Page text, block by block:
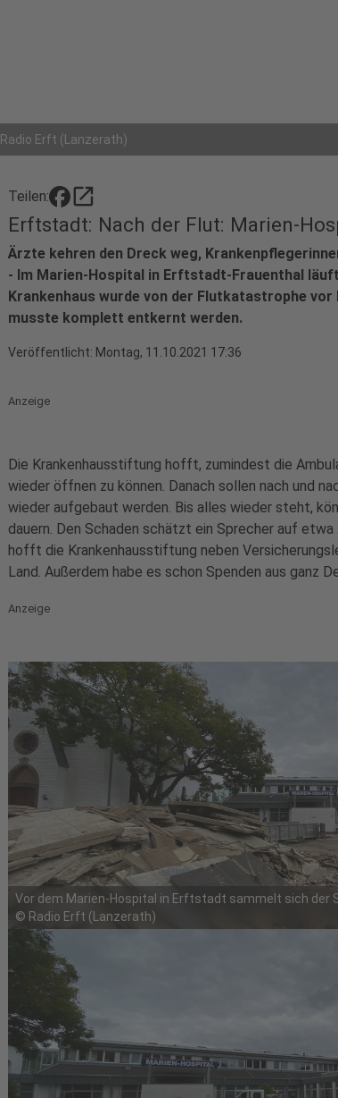
Radio Erft (Lanzerath)
Teilen: open_in_new
Erftstadt: Nach der Flut: Marien-
Ärzte kehren den Dreck weg,
- Im Marien-Hospital in Erftstadt-Frauenthal
Krankenhaus wurde von der Flutkatastrophe
musste komplett entkernt werden.
Veröffentlicht: Montag, 11.10.2021 17:36
Anzeige
Die Krankenhausstiftung hofft, zumindest die
wieder öffnen zu können. Danach sollen nach und
wieder aufgebaut werden. Bis alles wieder steht,
dauern. Den Schaden schätzt ein Sprecher auf
hofft die Krankenhausstiftung neben
Land. Außerdem habe es schon Spenden aus ganz
Anzeige
Vor dem Marien-Hospital in Erftstadt sammelt sich der
© Radio Erft (Lanzerath)